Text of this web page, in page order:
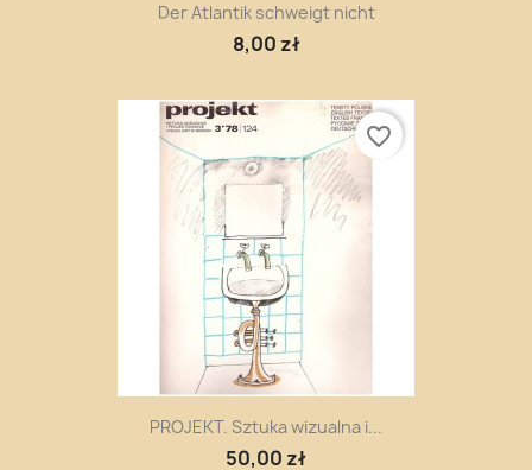
Der Atlantik schweigt nicht
8,00 zł
PROJEKT. Sztuka wizualna i...
50,00 zł
favorite_border